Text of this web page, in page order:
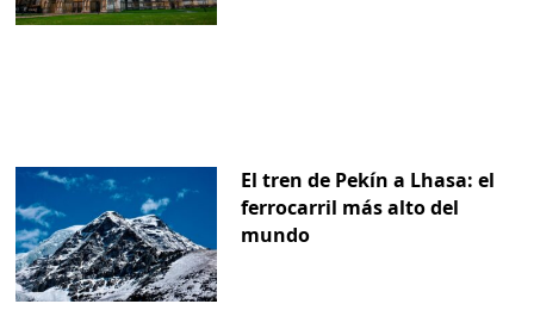
El tren de Pekín a Lhasa: el
ferrocarril más alto del
mundo